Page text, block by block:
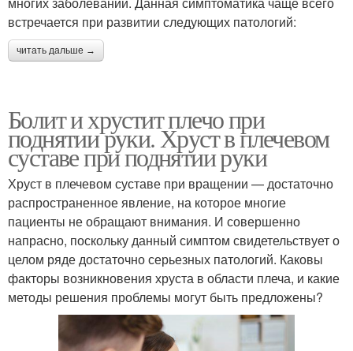
встречается при развитии следующих патологий:
читать дальше →
Болит и хрустит плечо при
поднятии руки. Хруст в плечевом
суставе при поднятии руки
Хруст в плечевом суставе при вращении — достаточно
распространенное явление, на которое многие
пациенты не обращают внимания. И совершенно
напрасно, поскольку данный симптом свидетельствует о
целом ряде достаточно серьезных патологий. Каковы
факторы возникновения хруста в области плеча, и какие
методы решения проблемы могут быть предложены?